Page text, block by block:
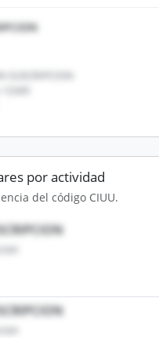
SUSCRIPCION
por actividad
del código CIUU.